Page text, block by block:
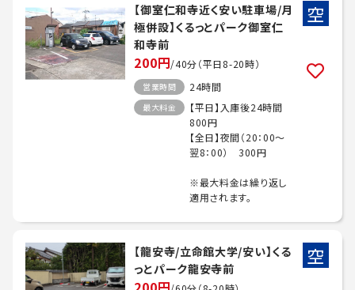
【御室仁和寺近く安い駐車場/月
極併設】くるっとパーク御室仁
和寺前
200円/40分（平日8-20時）
営業時間 24時間
最大料金
【平日】入庫後24時間
800円
【全日】夜間（20：00～
翌8：00） 300円
※最大料金は繰り返し
適用されます。
空
【龍安寺/立命館大学/安い】くる
っとパーク龍安寺前
空